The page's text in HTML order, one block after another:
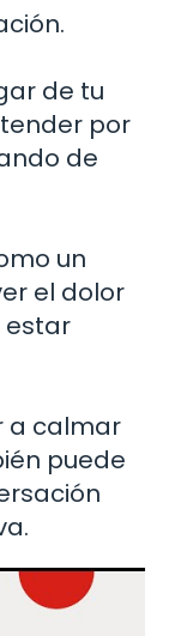
de tu
por
de
un
el dolor
estar
a calmar
puede